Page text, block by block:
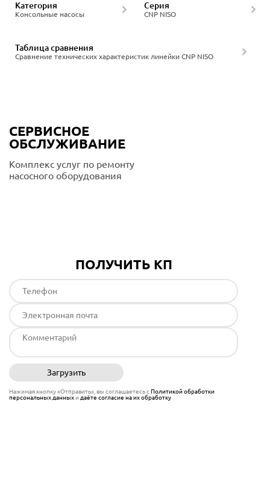
Консольные насосы
Категория
CNP NISO
Серия
Сравнение технических характеристик линейки CNP NISO
Таблица сравнения
СЕРВИСНОЕ
ОБСЛУЖИВАНИЕ
Комплекс услуг по ремонту
насосного оборудования
ПОЛУЧИТЬ КП
Загрузить
Нажимая кнопку «Отправить», вы соглашаетесь сПолитикой обработки
персональных данныхи даёте согласие на их обработку